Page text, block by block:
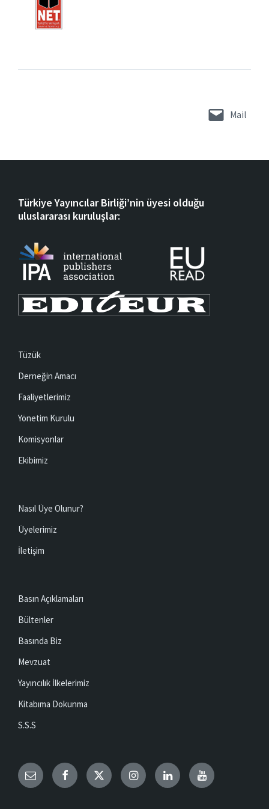
Mail
Türkiye Yayıncılar Birliği’nin üyesi olduğu
uluslararası kuruluşlar:
Tüzük
Derneğin Amacı
Faaliyetlerimiz
Yönetim Kurulu
Komisyonlar
Ekibimiz
Nasıl Üye Olunur?
Üyelerimiz
İletişim
Basın Açıklamaları
Bültenler
Basında Biz
Mevzuat
Yayıncılık İlkelerimiz
Kitabıma Dokunma
S.S.S
Email Facebook TwitterInstagramLinkedInYouTube